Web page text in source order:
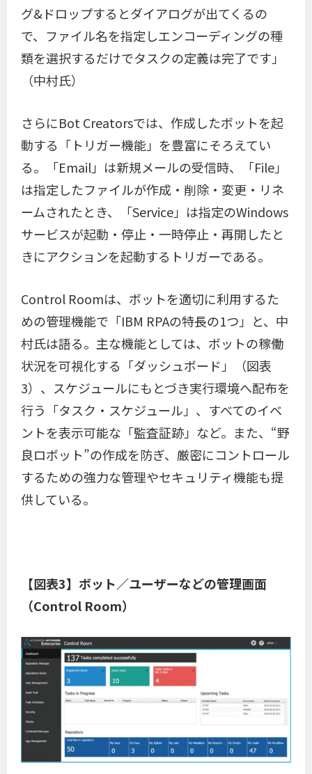
グ&ドロップするとダイアログが出てくるの
で、ファイル名を指定しエンコーディングの種
類を選択するだけでタスクの定義は完了です」
（中村氏）
さらにBot Creatorsでは、作成したボットを起
動する「トリガー機能」を豊富にそろえてい
る。「Email」は新規メールの受信時、「File」
は指定したファイルが作成・削除・変更・リネ
ームされたとき、「Service」は指定のWindows
サービスが起動・停止・一時停止・再開したと
きにアクションを起動するトリガーである。
Control Roomは、ボットを適切に利用するた
めの管理機能で「IBM RPAの特長の1つ」と、中
村氏は語る。主な機能としては、ボットの稼働
状況を可視化する「ダッシュボード」（図表
3）、スケジュールにもとづき実行環境へ配布を
行う「タスク・スケジュール」、すべてのイベ
ントを表示可能な「監査証跡」など。また、“野
良ロボット”の作成を防ぎ、厳密にコントロール
するための強力な管理やセキュリティ機能も提
供している。
【図表3】ボット／ユーザーなどの管理画面
（Control Room）